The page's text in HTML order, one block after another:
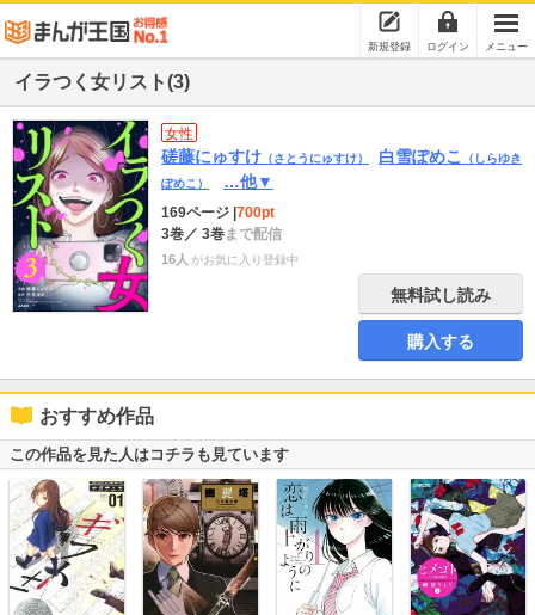
新規登録 ログイン メニュー
イラつく女リスト(3)
女性
磋藤にゅすけ （さとうにゅすけ） 白雪ぽめこ
（しらゆき
ぽめこ）
…他▼
169ページ 700pt
3巻／ 3巻まで配信
16人 がお気に入り登録中
無料試し読み
購入する
おすすめ作品
この作品を見た人はコチラも見ています